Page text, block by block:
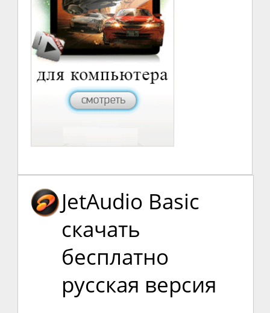
JetAudio Basic
скачать
бесплатно
русская версия